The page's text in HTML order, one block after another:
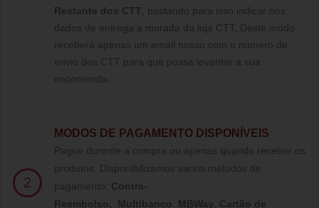
Restante dos CTT , bastando para isso indicar nos
dados de entrega a morada da loja CTT, Deste modo
receberá apenas um email nosso com o número de
envio dos CTT para que possa levantar a sua
encomenda.
2
MODOS DE PAGAMENTO DISPONÍVEIS
Pague durante a compra ou apenas quando receber os
produtos. Disponibilizamos varios métodos de
pagamento; Contra-
Reembolso, Multibanco MBWay
Cartão de